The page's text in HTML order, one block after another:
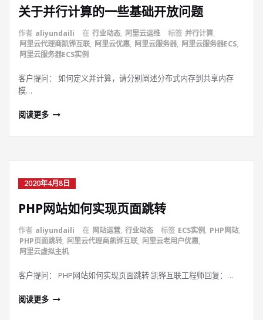
关于并行计算的一些基础开放问题
作者 aliyundaili 在 行业动态, 阿里云运维 标签 并行计算,
阿里云代理商凯铧互联, 阿里云优惠, 阿里云服务器, 阿里云服务器ECS,
阿里云服务器ECS实例
客户提问： 如何定义并计算，请分别阐述分布式内存到共享内存
模…
阅读更多
2020年4月8日
PHP网站如何实现页面跳转
作者 aliyundaili 在 网站运营, 行业动态 标签 ECS实例, PHP网站,
PHP页面跳转, 阿里云代理商凯铧互联, 阿里云老用户优惠,
阿里云虚拟主机
客户提问： PHP网站如何实现页面跳转 凯铧互联工程师回复：…
阅读更多